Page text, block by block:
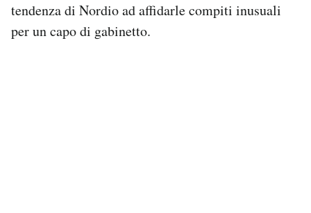
tendenza di Nordio ad affidarle compiti inusuali
per un capo di gabinetto.